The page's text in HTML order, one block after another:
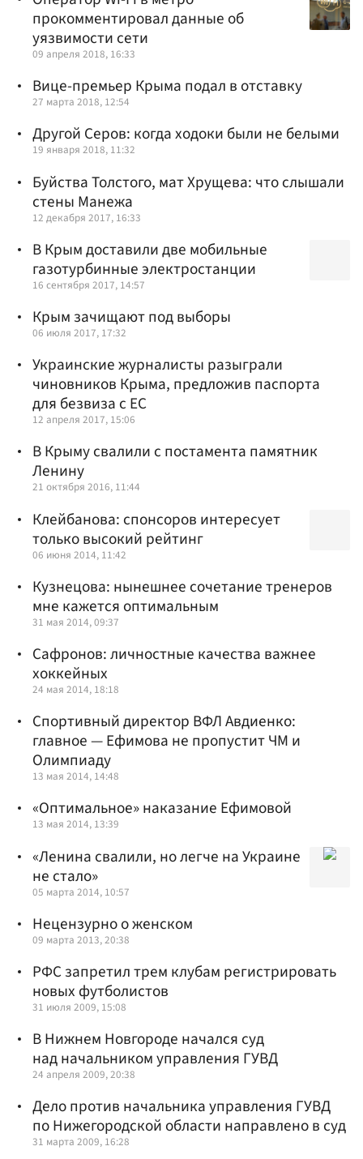
прокомментировал данные об
уязвимости сети
09 апреля 2018, 16:33
Вице-премьер Крыма подал в отставку
27 марта 2018, 12:54
Другой Серов: когда ходоки были не белыми
19 января 2018, 11:32
Буйства Толстого, мат Хрущева: что слышали
стены Манежа
12 декабря 2017, 16:33
В Крым доставили две мобильные
газотурбинные электростанции
16 сентября 2017, 14:57
Крым зачищают под выборы
06 июля 2017, 17:32
Украинские журналисты разыграли
чиновников Крыма, предложив паспорта
для безвиза с ЕС
12 апреля 2017, 15:06
В Крыму свалили с постамента памятник
Ленину
21 октября 2016, 11:44
Клейбанова: спонсоров интересует
только высокий рейтинг
06 июня 2014, 11:42
Кузнецова: нынешнее сочетание тренеров
мне кажется оптимальным
31 мая 2014, 09:37
Сафронов: личностные качества важнее
хоккейных
24 мая 2014, 18:18
Спортивный директор ВФЛ Авдиенко:
главное — Ефимова не пропустит ЧМ и
Олимпиаду
13 мая 2014, 14:48
«Оптимальное» наказание Ефимовой
13 мая 2014, 13:39
«Ленина свалили, но легче на Украине
не стало»
05 марта 2014, 10:57
Нецензурно о женском
09 марта 2013, 20:38
РФС запретил трем клубам регистрировать
новых футболистов
31 июля 2009, 15:08
В Нижнем Новгороде начался суд
над начальником управления ГУВД
24 апреля 2009, 20:38
Дело против начальника управления ГУВД
по Нижегородской области направлено в суд
31 марта 2009, 16:28